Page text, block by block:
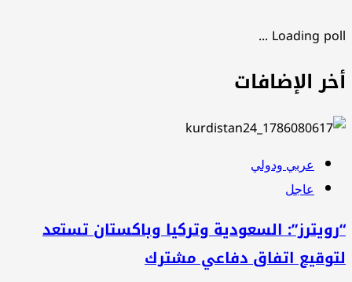
Loading poll
الإضافات
عربي ودولي
عاجل
السعودية وتركيا وباكستان تستعد
اتفاق دفاعي مشترك